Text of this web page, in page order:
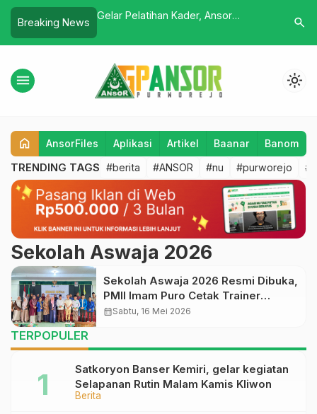
Breaking News
Banyuurip
Gelar Pelatihan Kader, Ansor
Khidmah
search
menu light_mode
home AnsorFiles Aplikasi Artikel Baanar Banom
TRENDING TAGS #berita #ANSOR #nu #purworejo
Sekolah Aswaja 2026
Sekolah Aswaja 2026 Resmi Dibuka,
PMII Imam Puro Cetak Trainer
Ideologi di Era Digital
calendar_monthSabtu, 16 Mei 2026
TERPOPULER
Berita
Satkoryon Banser Kemiri, gelar kegiatan
Selapanan Rutin Malam Kamis Kliwon